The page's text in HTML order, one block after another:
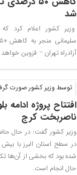
شد
وزیر کشور اعلام کرد که
آزادراه تهران – قزوین
توسط وزیر کشور صورت
افتتاح پروژه ادامه
ناصربخت کرج
شده بود که بخشی از آن‌ها
حال انجام است.